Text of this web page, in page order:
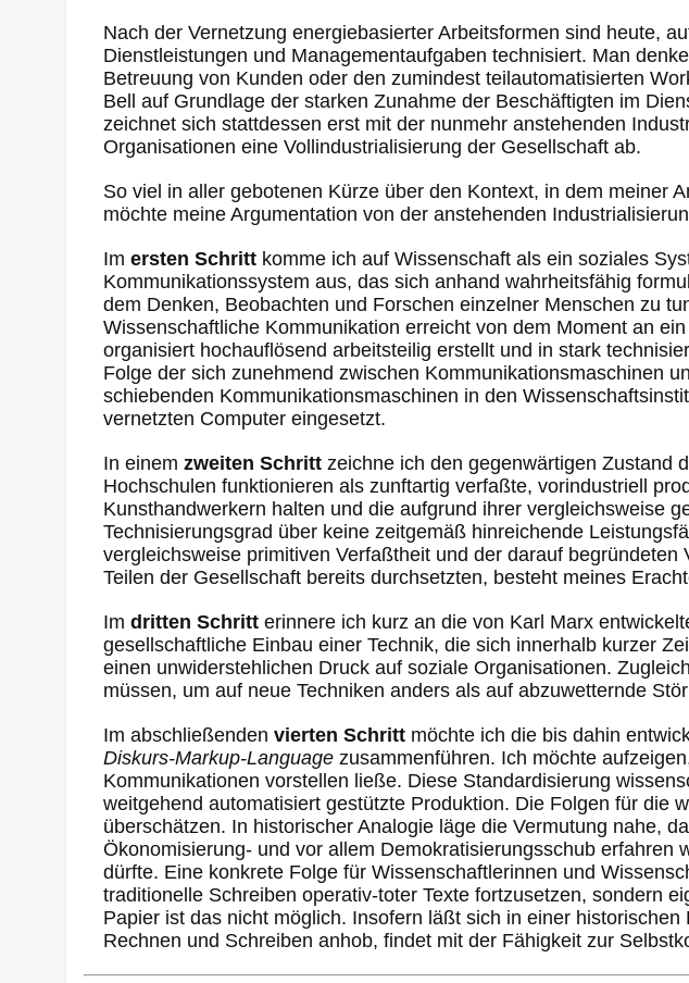
Nach der Vernetzung energiebasierter Arbeitsformen sind heute,
Dienstleistungen und Managementaufgaben technisiert. Man
Betreuung von Kunden oder den zumindest teilautomatisierten
Bell auf Grundlage der starken Zunahme der Beschäftigten im
zeichnet sich stattdessen erst mit der nunmehr anstehenden
Organisationen eine Vollindustrialisierung der Gesellschaft ab.
So viel in aller gebotenen Kürze über den Kontext, in dem meiner
möchte meine Argumentation von der anstehenden
Im ersten Schritt komme ich auf Wissenschaft als ein soziales
Kommunikationssystem aus, das sich anhand wahrheitsfähig
dem Denken, Beobachten und Forschen einzelner Menschen zu
Wissenschaftliche Kommunikation erreicht von dem Moment an
organisiert hochauflösend arbeitsteilig erstellt und in stark
Folge der sich zunehmend zwischen Kommunikationsmaschinen
schiebenden Kommunikationsmaschinen in den
vernetzten Computer eingesetzt.
In einem zweiten Schritt zeichne ich den gegenwärtigen Zustand
Hochschulen funktionieren als zunftartig verfaßte, vorindustriell
Kunsthandwerkern halten und die aufgrund ihrer vergleichsweise
Technisierungsgrad über keine zeitgemäß hinreichende
vergleichsweise primitiven Verfaßtheit und der darauf
Teilen der Gesellschaft bereits durchsetzten, besteht meines
Im dritten Schritt erinnere ich kurz an die von Karl Marx
gesellschaftliche Einbau einer Technik, die sich innerhalb kurzer
einen unwiderstehlichen Druck auf soziale Organisationen.
müssen, um auf neue Techniken anders als auf abzuwetternde
Im abschließenden vierten Schritt möchte ich die bis dahin
Diskurs-Markup-Language zusammenführen. Ich möchte
Kommunikationen vorstellen ließe. Diese Standardisierung
weitgehend automatisiert gestützte Produktion. Die Folgen für die
überschätzen. In historischer Analogie läge die Vermutung nahe,
Ökonomisierung- und vor allem Demokratisierungsschub
dürfte. Eine konkrete Folge für Wissenschaftlerinnen und
traditionelle Schreiben operativ-toter Texte fortzusetzen, sondern
Papier ist das nicht möglich. Insofern läßt sich in einer
Rechnen und Schreiben anhob, findet mit der Fähigkeit zur